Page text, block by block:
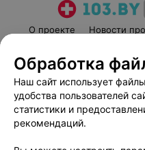
О проекте Новости
Пользовательское
Вакансии
Написать
Обработка
Наш сайт использует
удобства пользователей
статистики и
рекомендаций.